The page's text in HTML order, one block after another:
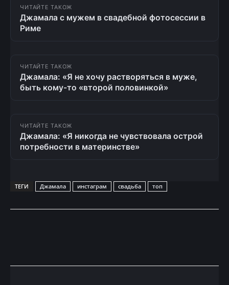
ЧИТАЙТЕ ТАКОЖ
Джамала с мужем в свадебной фотосессии в
Риме
ЧИТАЙТЕ ТАКОЖ
Джамала: «Я не хочу растворяться в муже,
быть кому-то «второй половинкой»
ЧИТАЙТЕ ТАКОЖ
Джамала: «Я никогда не чувствовала острой
потребности в материнстве»
ТЕГИ Джамала инстаграм свадьба топ